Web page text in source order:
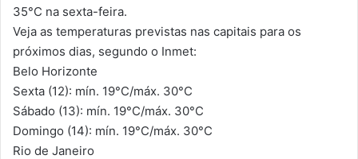
35°C na sexta-feira.
Veja as temperaturas previstas nas capitais para os
próximos dias, segundo o Inmet:
Belo Horizonte
Sexta (12): mín. 19°C/máx. 30°C
Sábado (13): mín. 19°C/máx. 30°C
Domingo (14): mín. 19°C/máx. 30°C
Rio de Janeiro